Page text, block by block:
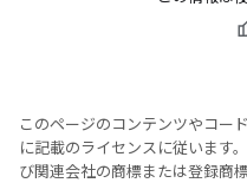
このページのコンテンツやコー
に記載のライセンスに従います
び関連会社の商標または登録商標